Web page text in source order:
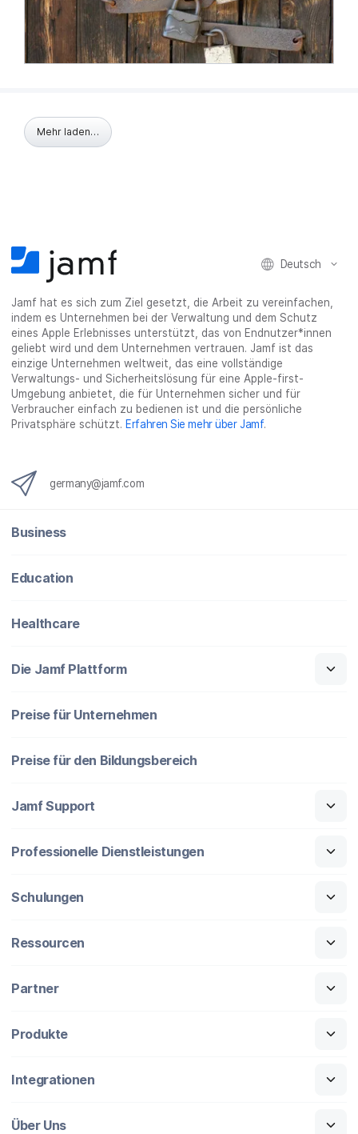
Mehr laden…
Deutsch
Jamf hat es sich zum Ziel gesetzt, die Arbeit zu vereinfachen,
indem es Unternehmen bei der Verwaltung und dem Schutz
eines Apple Erlebnisses unterstützt, das von Endnutzer*innen
geliebt wird und dem Unternehmen vertrauen. Jamf ist das
einzige Unternehmen weltweit, das eine vollständige
Verwaltungs- und Sicherheitslösung für eine Apple-first-
Umgebung anbietet, die für Unternehmen sicher und für
Verbraucher einfach zu bedienen ist und die persönliche
Privatsphäre schützt. Erfahren Sie mehr über Jamf.
germany@jamf.com
Business
Education
Healthcare
Die Jamf Plattform
Preise für Unternehmen
Preise für den Bildungsbereich
Jamf Support
Professionelle Dienstleistungen
Schulungen
Ressourcen
Partner
Produkte
Integrationen
Über Uns